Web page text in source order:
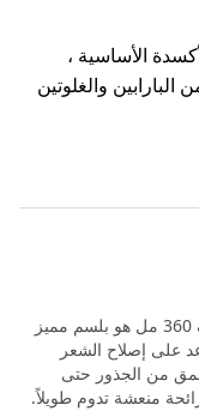
الأساسية ،
وعشب البحر ، ويحتوي على 0 ٪ من البارابين والغلوتين
هيربال ايسنز بلسم ترطيب عميق للشعر الجاف 360 مل هو بلسم مميز
على إصلاح الشعر
من الجذور حتى
منعشة تدوم طويلاً.